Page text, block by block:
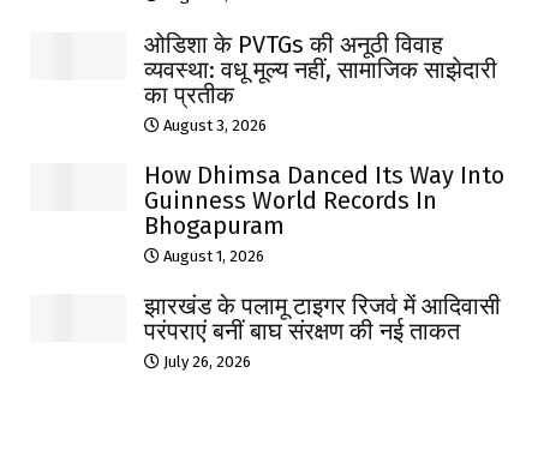
ओडिशा के PVTGs की अनूठी विवाह
व्यवस्था: वधू मूल्य नहीं, सामाजिक साझेदारी
का प्रतीक
August 3, 2026
How Dhimsa Danced Its Way Into
Guinness World Records In
Bhogapuram
August 1, 2026
झारखंड के पलामू टाइगर रिजर्व में आदिवासी
परंपराएं बनीं बाघ संरक्षण की नई ताकत
July 26, 2026